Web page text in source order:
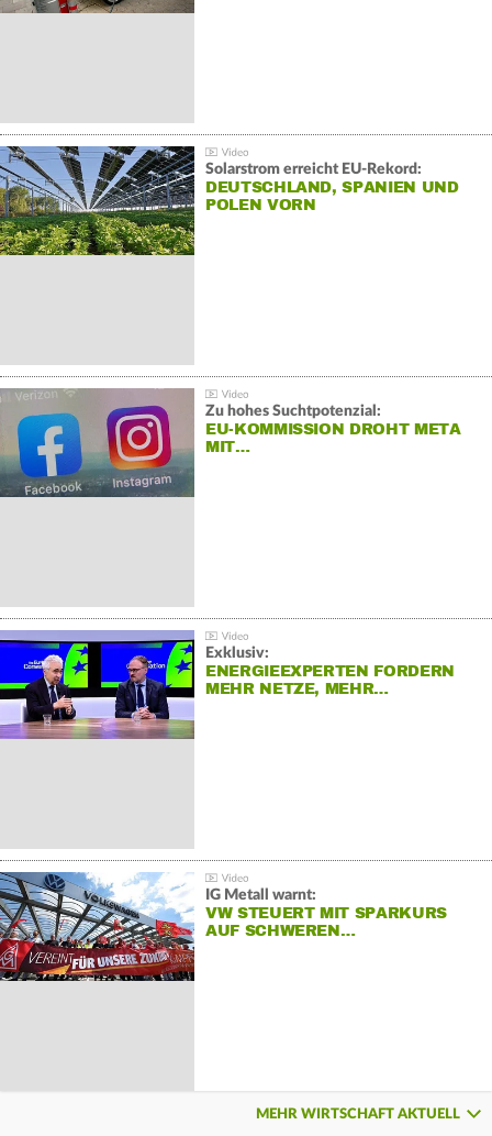
Solarstrom erreicht EU-Rekord:
DEUTSCHLAND, SPANIEN UND
POLEN VORN
Zu hohes Suchtpotenzial:
EU-KOMMISSION DROHT META
MIT…
Exklusiv:
ENERGIEEXPERTEN FORDERN
MEHR NETZE, MEHR…
IG Metall warnt:
VW STEUERT MIT SPARKURS
AUF SCHWEREN…
MEHR WIRTSCHAFT AKTUELL